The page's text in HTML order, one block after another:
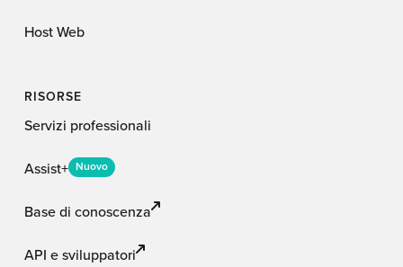
Host Web
RISORSE
Servizi professionali
Assist+ Nuovo
Base di conoscenza
API e sviluppatori